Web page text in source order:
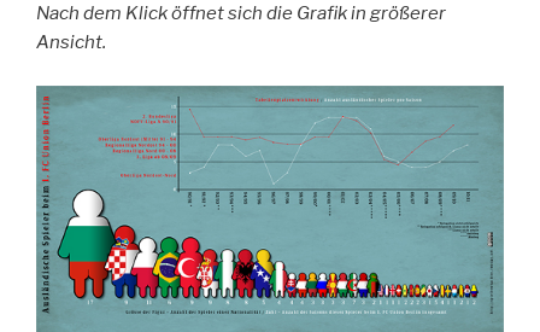
Nach dem Klick öffnet sich die Grafik in größerer
Ansicht.